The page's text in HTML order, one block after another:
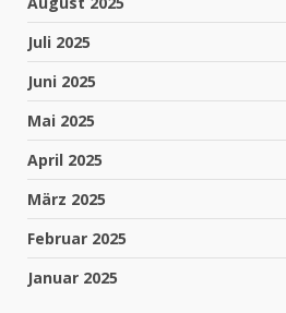
Juli 2025
Juni 2025
Mai 2025
April 2025
März 2025
Februar 2025
Januar 2025